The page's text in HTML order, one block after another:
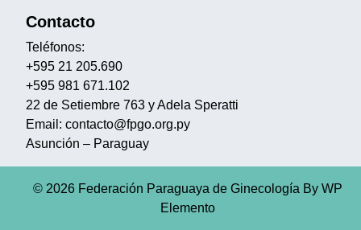
Contacto
Teléfonos:
+595 21 205.690
+595 981 671.102
22 de Setiembre 763 y Adela Speratti
Email: contacto@fpgo.org.py
Asunción – Paraguay
© 2026 Federación Paraguaya de Ginecología By WP
Elemento